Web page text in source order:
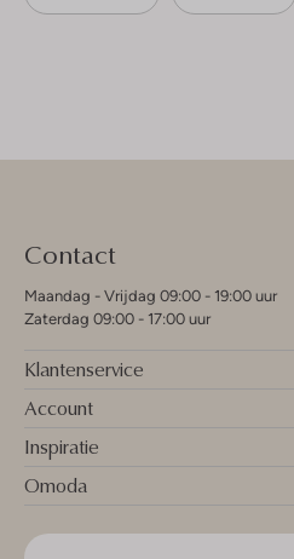
Contact
Maandag - Vrijdag 09:00 - 19:00 uur
Zaterdag 09:00 - 17:00 uur
Klantenservice
Account
Inspiratie
Omoda